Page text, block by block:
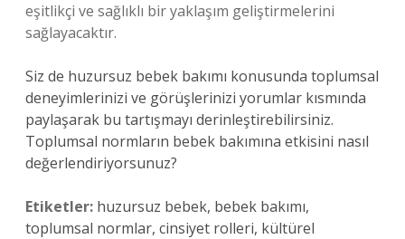
eşitlikçi ve sağlıklı bir yaklaşım geliştirmelerini
sağlayacaktır.
Siz de huzursuz bebek bakımı konusunda toplumsal
deneyimlerinizi ve görüşlerinizi yorumlar kısmında
paylaşarak bu tartışmayı derinleştirebilirsiniz.
Toplumsal normların bebek bakımına etkisini nasıl
değerlendiriyorsunuz?
Etiketler: huzursuz bebek, bebek bakımı,
toplumsal normlar, cinsiyet rolleri, kültürel